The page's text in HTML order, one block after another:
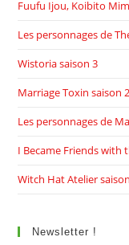
Fuufu Ijou, Koibito
Les personnages de
Wistoria saison 3
Marriage Toxin saison 2
Les personnages de
I Became Friends with
Witch Hat Atelier
Newsletter !